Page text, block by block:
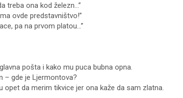
treba ona kod železn…”
ovde predstavništvo!”
pa na prvom platou…”
pošta i kako mu puca bubna opna.
– gde je Ljermontova?
da merim tikvice jer ona kaže da sam zlatna.